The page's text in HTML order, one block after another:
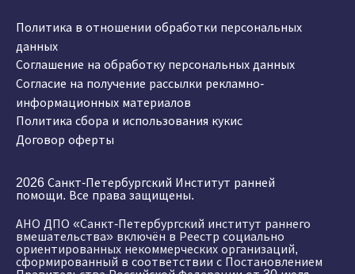
Политика в отношении обработки персональных
данных
Соглашение на обработку персональных данных
Согласие на получение рассылки рекламно-
информационных материалов
Политика сбора и использования кукис
Договор оферты
2026 Санкт-Петербургский Институт ранней
помощи. Все права защищены.
АНО ДПО «Санкт-Петербургский институт раннего
вмешательства» включён в Реестр социально
ориентированных некоммерческих организаций,
сформированный в соответствии с Постановлением